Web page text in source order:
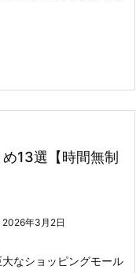
13選【時間無制
2026年3月2日
なショッピングモール